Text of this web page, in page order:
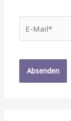
Mail*